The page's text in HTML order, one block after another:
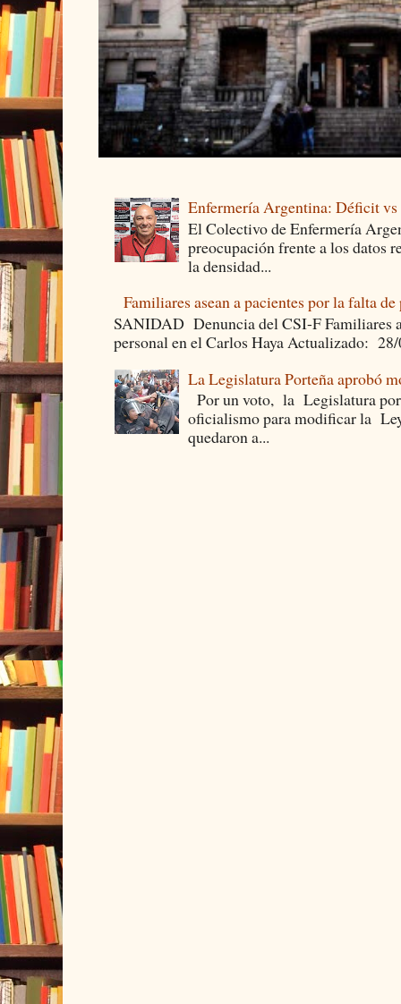
Enfermería Argentina: Déficit
El Colectivo de Enfermería
preocupación frente a los datos
la densidad...
Familiares asean a pacientes por la falta
SANIDAD Denuncia del CSI-F Familiares
personal en el Carlos Haya Actualizado:
La Legislatura Porteña aprobó
Por un voto, la Legislatura
oficialismo para modificar la
quedaron a...